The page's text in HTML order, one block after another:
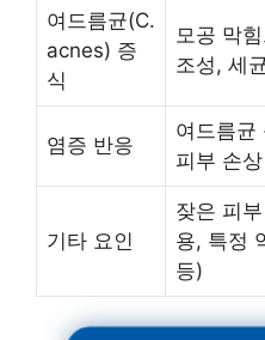
여드름균(C.
acnes) 증
식
모공 막
조성, 세
염증 반응
여드름균
피부 손상
기타 요인
잦은 피
용, 특정
등)